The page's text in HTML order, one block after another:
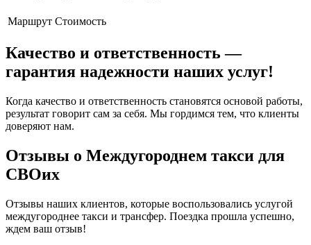
Маршрут Стоимость
Качество и ответственность —
гарантия надежности наших услуг!
Когда качество и ответственность становятся основой работы,
результат говорит сам за себя. Мы гордимся тем, что клиенты
доверяют нам.
Отзывы о Междугороднем такси для
СВОих
Отзывы наших клиентов, которые воспользовались услугой
междугороднее такси и трансфер. Поездка прошла успешно,
ждем ваш отзыв!